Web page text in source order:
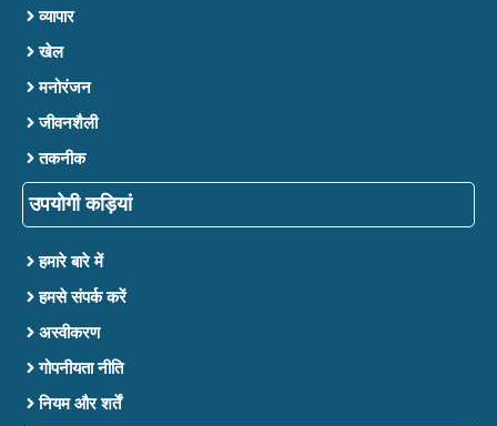
व्यापार
खेल
मनोरंजन
जीवनशैली
तकनीक
उपयोगी कड़ियां
हमारे बारे में
हमसे संपर्क करें
अस्वीकरण
गोपनीयता नीति
नियम और शर्तें